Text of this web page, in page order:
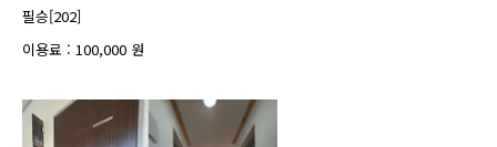
필승[202]
이용료 : 100,000 원